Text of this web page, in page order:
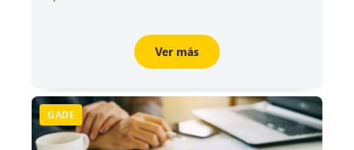
Ver más
GADE